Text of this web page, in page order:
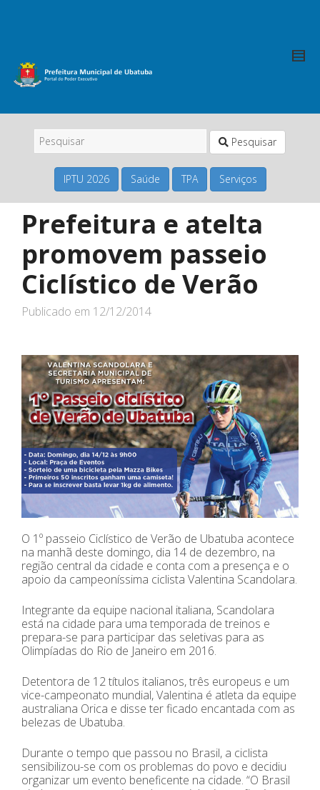
Pesquisar
IPTU 2026 Saúde TPA Serviços
Prefeitura e atelta
promovem passeio
Ciclístico de Verão
Publicado em 12/12/2014
O 1º passeio Ciclístico de Verão de Ubatuba acontece
na manhã deste domingo, dia 14 de dezembro, na
região central da cidade e conta com a presença e o
apoio da campeoníssima ciclista Valentina Scandolara.
Integrante da equipe nacional italiana, Scandolara
está na cidade para uma temporada de treinos e
prepara-se para participar das seletivas para as
Olimpíadas do Rio de Janeiro em 2016.
Detentora de 12 títulos italianos, três europeus e um
vice-campeonato mundial, Valentina é atleta da equipe
australiana Orica e disse ter ficado encantada com as
belezas de Ubatuba.
Durante o tempo que passou no Brasil, a ciclista
sensibilizou-se com os problemas do povo e decidiu
organizar um evento beneficente na cidade. “O Brasil